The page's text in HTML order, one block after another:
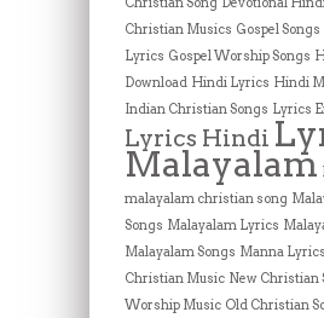
Christian Musics Gospel Songs
Lyrics Gospel Worship Songs
Download Hindi Lyrics Hindi
Indian Christian Songs Lyrics
Lyrics Hindi
Malayalam
malayalam christian song
Songs Malayalam Lyrics
Malayalam Songs Manna Lyrics
Christian Music New Christian
Worship Music Old Christian